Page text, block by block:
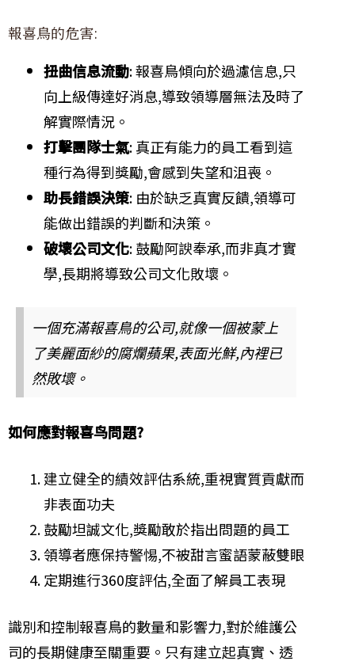
報喜鳥的危害:
扭曲信息流動: 報喜鳥傾向於過濾信息,只
向上級傳達好消息,導致領導層無法及時了
解實際情況。
打擊團隊士氣: 真正有能力的員工看到這
種行為得到獎勵,會感到失望和沮喪。
助長錯誤決策: 由於缺乏真實反饋,領導可
能做出錯誤的判斷和決策。
破壞公司文化: 鼓勵阿諛奉承,而非真才實
學,長期將導致公司文化敗壞。
一個充滿報喜鳥的公司,就像一個被蒙上
了美麗面紗的腐爛蘋果,表面光鮮,內裡已
然敗壞。
如何應對報喜鸟問題?
建立健全的績效評估系統,重視實質貢獻而
非表面功夫
鼓勵坦誠文化,獎勵敢於指出問題的員工
領導者應保持警惕,不被甜言蜜語蒙蔽雙眼
定期進行360度評估,全面了解員工表現
識別和控制報喜鳥的數量和影響力,對於維護公
司的長期健康至關重要。只有建立起真實、透